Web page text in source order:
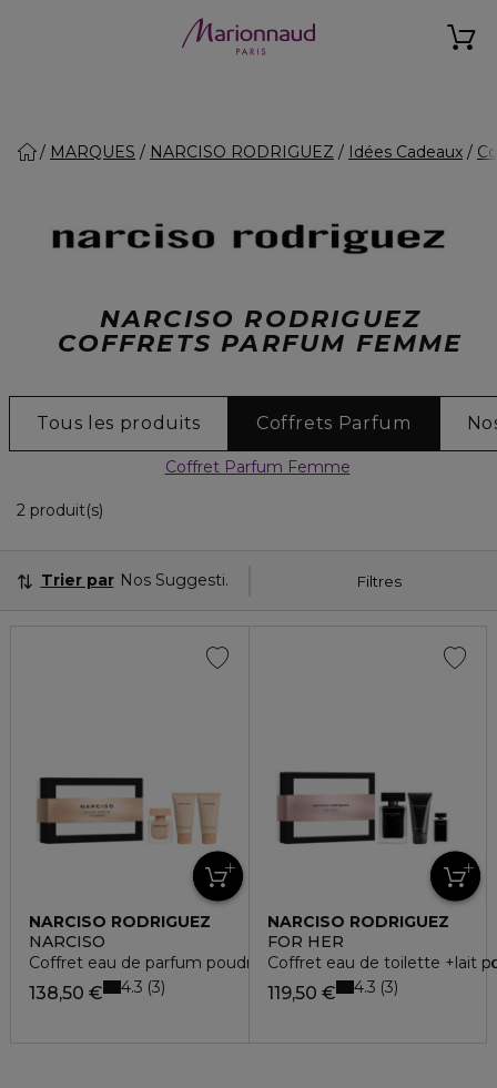
MARQUES NARCISO RODRIGUEZ Idées Cadeaux
NARCISO RODRIGUEZ
COFFRETS PARFUM FEMME
Tous les produits Coffrets Parfum
Coffret Parfum Femme
2 produit(s)
Filtres
Trier par Nos Suggestions
NARCISO RODRIGUEZ
NARCISO
Coffret eau de parfum poudrée + gel douche + lait pour le
138,50 € 4.3 3
NARCISO RODRIGUEZ
FOR HER
Coffret eau de toilette +lait
119,50 € 4.3 3